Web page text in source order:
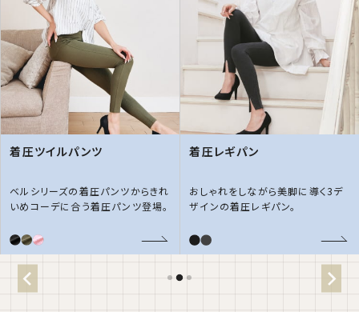
着圧ツイルパンツ
ベルシリーズの着圧パンツからきれ
いめコーデに合う着圧パンツ登場。
着圧レギパン
おしゃれをしながら美脚に導く3デ
ザインの着圧レギパン。